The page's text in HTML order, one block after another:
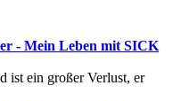
- Mein Leben mit SICK
ist ein großer Verlust, er